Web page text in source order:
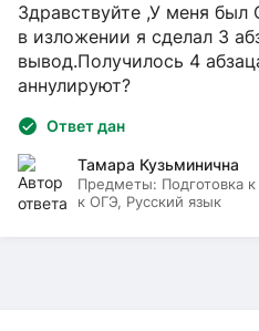
Здравствуйте ,У меня
в изложении я сделал 3
вывод.Получилось 4
аннулируют?
Ответ дан
Тамара Кузьминична
Предметы: Подготовка
к ОГЭ, Русский язык